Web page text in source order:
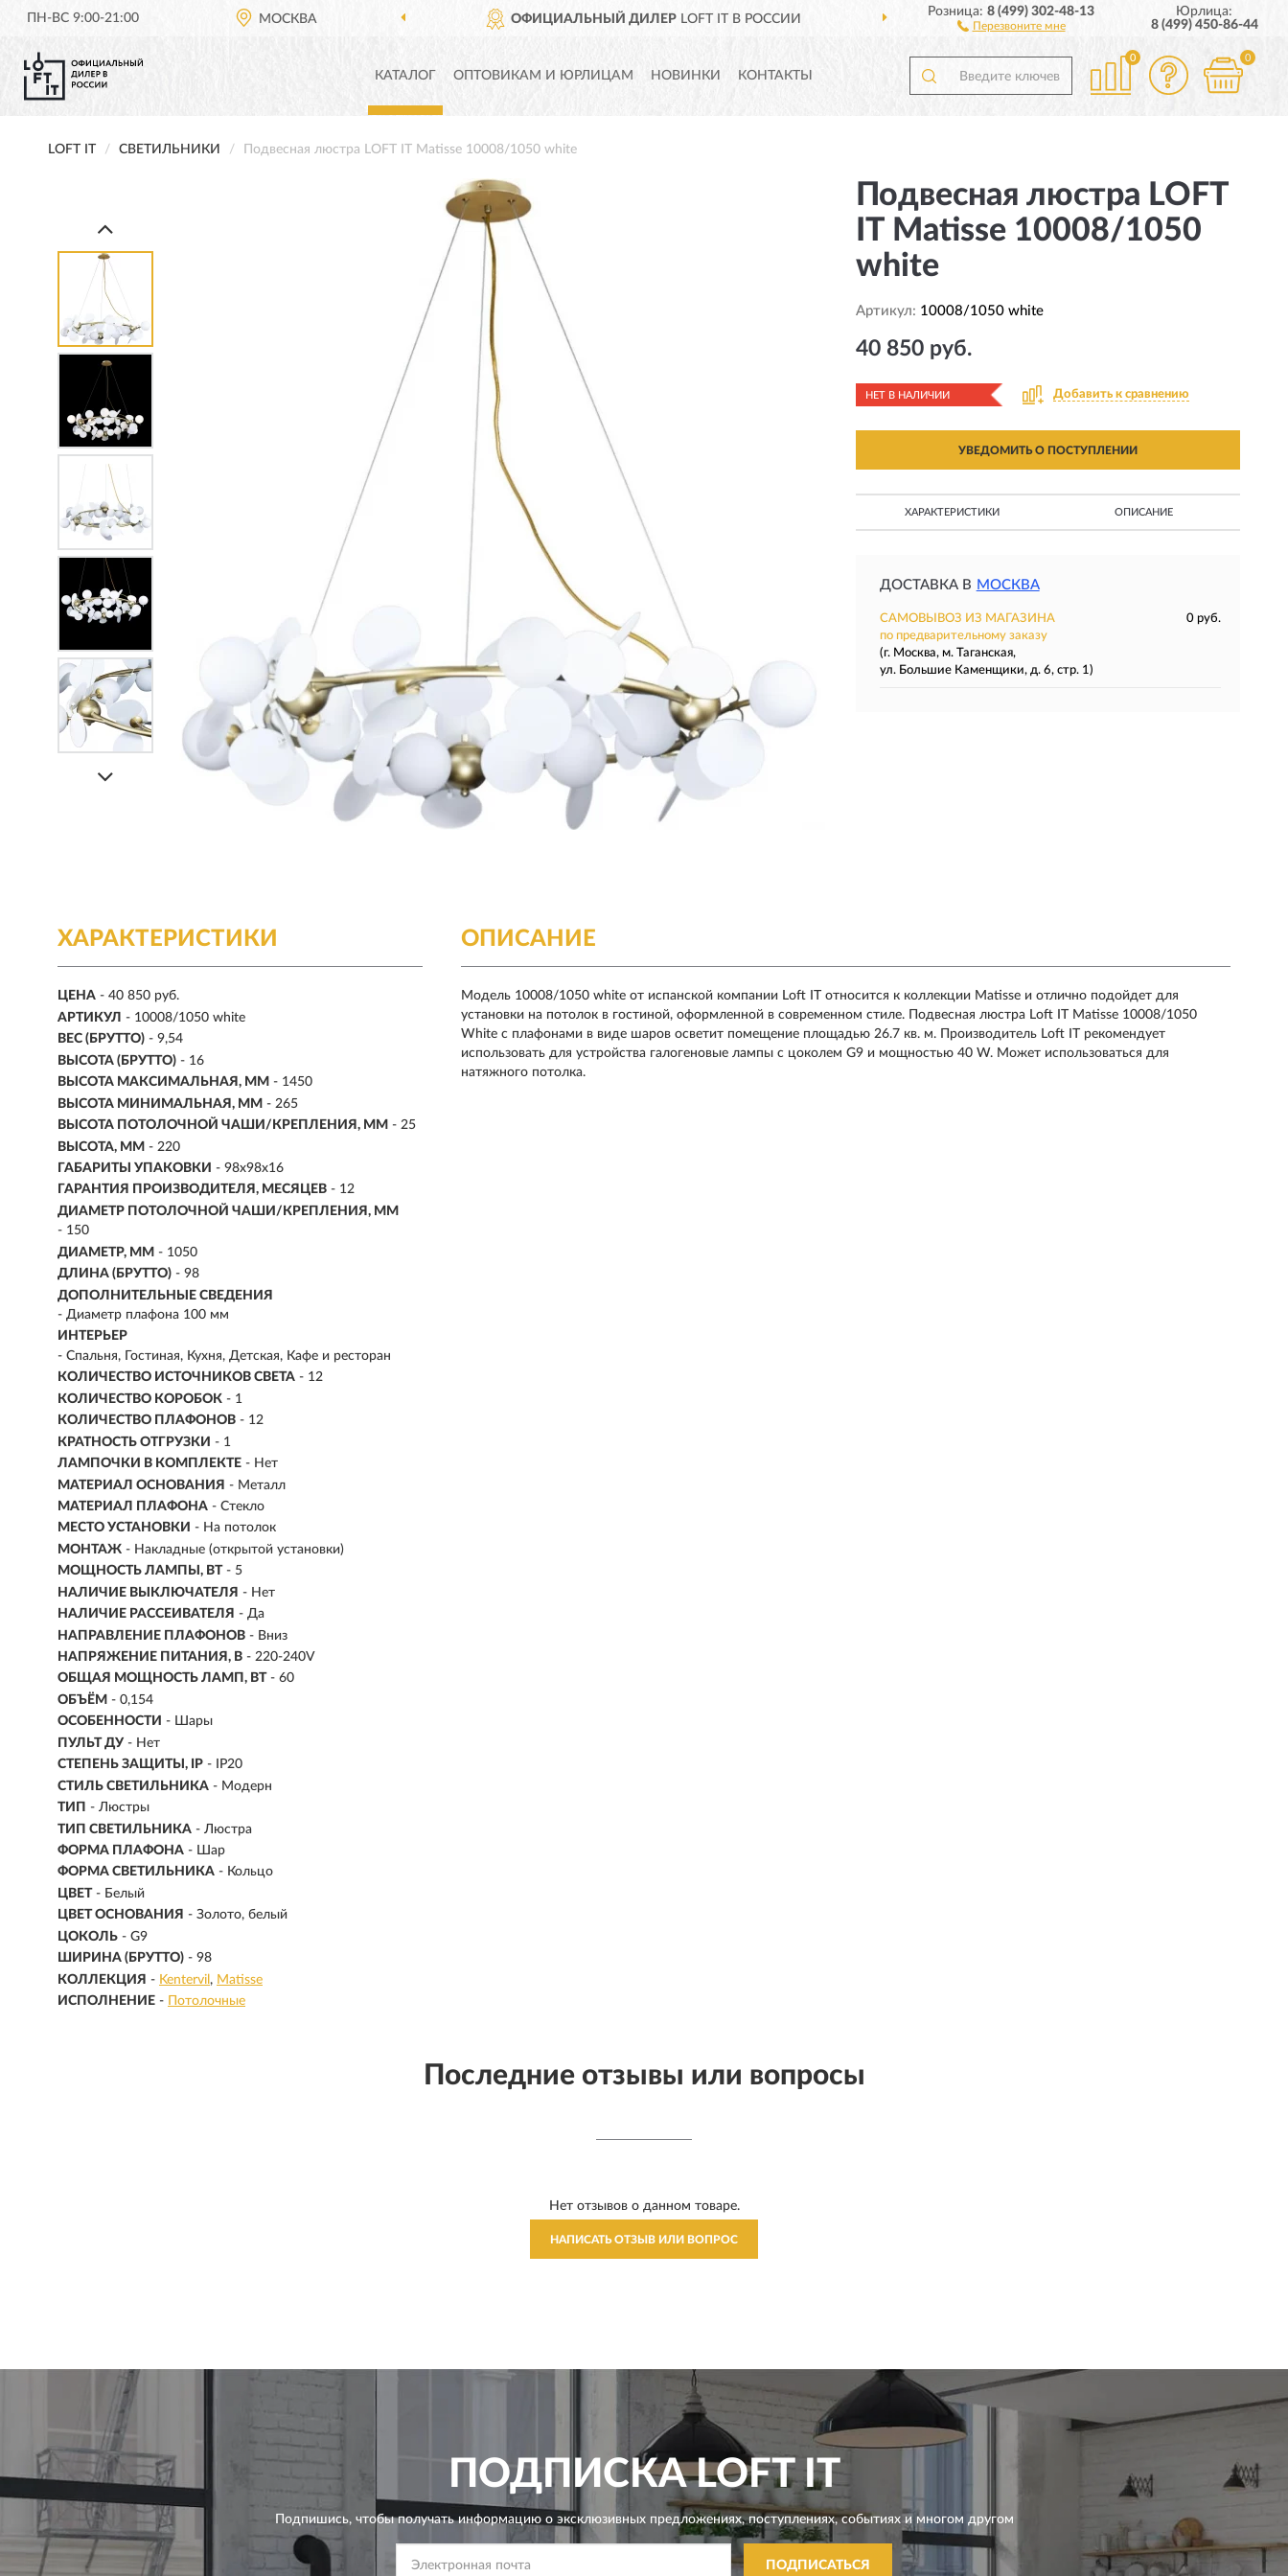
ПН-ВС 9:00-21:00 МОСКВА ОФИЦИАЛЬНЫЙ ДИЛЕР LOFT IT В РОССИИ ДОСТАВИМ ПО ВСЕЙ РОССИИ
Розница:8 (499) 302-48-13
Перезвоните мне
Юрлица:
8 (499) 450-86-44
КАТАЛОГ ОПТОВИКАМ И ЮРЛИЦАМ НОВИНКИ КОНТАКТЫ
0 0
LOFT IT СВЕТИЛЬНИКИ Подвесная люстра LOFT IT Matisse 10008/1050 white
Подвесная люстра LOFT
IT Matisse 10008/1050
white
Артикул: 10008/1050 white
40 850 руб.
НЕТ В НАЛИЧИИ Добавить к сравнению
УВЕДОМИТЬ О ПОСТУПЛЕНИИ
ХАРАКТЕРИСТИКИ ОПИСАНИЕ
ДОСТАВКА В МОСКВА
САМОВЫВОЗ ИЗ МАГАЗИНА
0 руб.
по предварительному заказу
(г. Москва, м. Таганская,
ул. Большие Каменщики, д. 6, стр. 1)
ХАРАКТЕРИСТИКИ
ЦЕНА - 40 850 руб.
АРТИКУЛ - 10008/1050 white
ВЕС (БРУТТО) - 9,54
ВЫСОТА (БРУТТО) - 16
ВЫСОТА МАКСИМАЛЬНАЯ, ММ - 1450
ВЫСОТА МИНИМАЛЬНАЯ, ММ - 265
ВЫСОТА ПОТОЛОЧНОЙ ЧАШИ/КРЕПЛЕНИЯ, ММ - 25
ВЫСОТА, ММ - 220
ГАБАРИТЫ УПАКОВКИ - 98x98x16
ГАРАНТИЯ ПРОИЗВОДИТЕЛЯ, МЕСЯЦЕВ - 12
ДИАМЕТР ПОТОЛОЧНОЙ ЧАШИ/КРЕПЛЕНИЯ, ММ
- 150
ДИАМЕТР, ММ - 1050
ДЛИНА (БРУТТО) - 98
ДОПОЛНИТЕЛЬНЫЕ СВЕДЕНИЯ
- Диаметр плафона 100 мм
ИНТЕРЬЕР
- Спальня, Гостиная, Кухня, Детская, Кафе и ресторан
КОЛИЧЕСТВО ИСТОЧНИКОВ СВЕТА - 12
КОЛИЧЕСТВО КОРОБОК - 1
КОЛИЧЕСТВО ПЛАФОНОВ - 12
КРАТНОСТЬ ОТГРУЗКИ - 1
ЛАМПОЧКИ В КОМПЛЕКТЕ - Нет
МАТЕРИАЛ ОСНОВАНИЯ - Металл
МАТЕРИАЛ ПЛАФОНА - Стекло
МЕСТО УСТАНОВКИ - На потолок
МОНТАЖ - Накладные (открытой установки)
МОЩНОСТЬ ЛАМПЫ, ВТ - 5
НАЛИЧИЕ ВЫКЛЮЧАТЕЛЯ - Нет
НАЛИЧИЕ РАССЕИВАТЕЛЯ - Да
НАПРАВЛЕНИЕ ПЛАФОНОВ - Вниз
НАПРЯЖЕНИЕ ПИТАНИЯ, В - 220-240V
ОБЩАЯ МОЩНОСТЬ ЛАМП, ВТ - 60
ОБЪЁМ - 0,154
ОСОБЕННОСТИ - Шары
ПУЛЬТ ДУ - Нет
СТЕПЕНЬ ЗАЩИТЫ, IP - IP20
СТИЛЬ СВЕТИЛЬНИКА - Модерн
ТИП - Люстры
ТИП СВЕТИЛЬНИКА - Люстра
ФОРМА ПЛАФОНА - Шар
ФОРМА СВЕТИЛЬНИКА - Кольцо
ЦВЕТ - Белый
ЦВЕТ ОСНОВАНИЯ - Золото, белый
ЦОКОЛЬ - G9
ШИРИНА (БРУТТО) - 98
КОЛЛЕКЦИЯ - Kentervil
Matisse
ИСПОЛНЕНИЕ - Потолочные
ОПИСАНИЕ
Модель 10008/1050 white от испанской компании Loft IT относится к коллекции Matisse и отлично подойдет для
установки на потолок в гостиной, оформленной в современном стиле. Подвесная люстра Loft IT Matisse 10008/1050
White с плафонами в виде шаров осветит помещение площадью 26.7 кв. м. Производитель Loft IT рекомендует
использовать для устройства галогеновые лампы с цоколем G9 и мощностью 40 W. Может использоваться для
натяжного потолка.
Последние отзывы или вопросы
Нет отзывов о данном товаре.
НАПИСАТЬ ОТЗЫВ ИЛИ ВОПРОС
ПОДПИСКАLOFT IT
Подпишись, чтобы получать информацию о эксклюзивных предложениях,поступлениях, событиях и многом другом
ПОДПИСАТЬСЯ